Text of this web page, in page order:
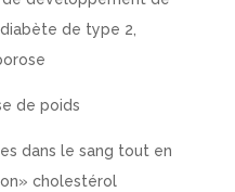
de type 2,
de poids
dans le sang tout en
cholestérol